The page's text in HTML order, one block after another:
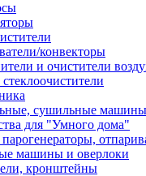
конвекторы
и очистители
сушильные машины
для "Умного дома"
машины и оверлоки
кронштейны